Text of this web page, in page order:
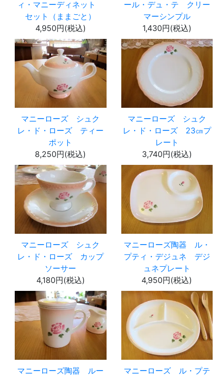
ィ・マニーディネット
セット（ままごと）
4,950円(税込)
ール・デュ・テ クリー
マーシンプル
1,430円(税込)
マニーローズ シュク
レ・ド・ローズ ティー
ポット
8,250円(税込)
マニーローズ シュク
レ・ド・ローズ 23㎝プ
レート
3,740円(税込)
マニーローズ シュク
レ・ド・ローズ カップ
ソーサー
4,180円(税込)
マニーローズ陶器 ル・
プティ・デジュネ デジ
ュネプレート
4,950円(税込)
マニーローズ陶器 ルー
マニーローズ ル・プテ